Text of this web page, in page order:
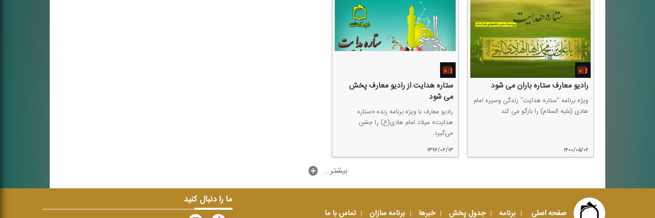
رادیو معارف ستاره باران می شود
ویژه برنامه "ستاره هدایت" زندگی وسیره امام
هادی (علیه السلام) را بازگو می كند
۱۴۰۰/۰۵/۰۲
ستاره هدایت از رادیو معارف پخش
می شود
رادیو معارف با ویژه برنامه زنده «ستاره
هدایت» میلاد امام هادی(ع) را جشن
می‌گیرد.
۱۳۹۶/۰۶/۱۳
...بیشتر
صفحه اصلی برنامه جدول پخش خبرها برنامه سازان تماس با ما
ما را دنبال کنید